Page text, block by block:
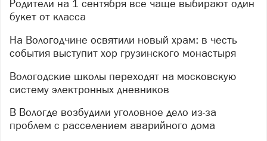
Родители на 1 сентября все чаще выбирают один
букет от класса
На Вологодчине освятили новый храм: в честь
события выступит хор грузинского монастыря
Вологодские школы переходят на московскую
систему электронных дневников
В Вологде возбудили уголовное дело из-за
проблем с расселением аварийного дома